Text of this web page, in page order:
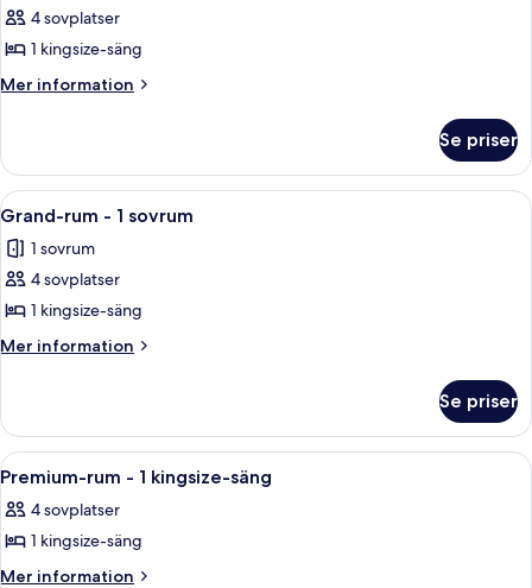
staden
utsikt
staden
för
Svit
Executive
sovrum
4 sovplatser
1 kingsize-säng
Mer information
Mer
Executive
1
Se priser
Öppna
alla
foton
för
Grand-
rum
sovrum
Ett hotellrum med en stor säng, en
5
Grand-rum - 1 sovrum
1 sovrum
4 sovplatser
1 kingsize-säng
Mer information
Mer
rum
1
Se priser
Öppna
alla
foton
för
Premium-
Ett hotellrum med en stor säng, två
5
Premium-rum - 1 kingsize-säng
4 sovplatser
1 kingsize-säng
Mer information
Mer